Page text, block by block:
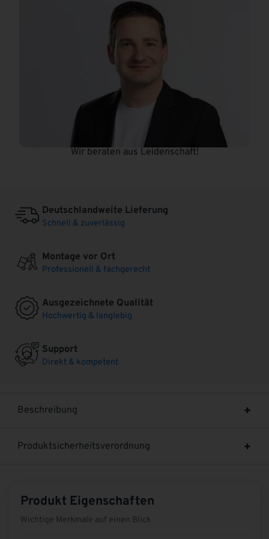
Wir beraten aus Leidenschaft!
Deutschlandweite Lieferung
Schnell & zuverlässig
Montage vor Ort
Professionell & fachgerecht
Ausgezeichnete Qualität
Hochwertig & langlebig
Support
Direkt & kompetent
Beschreibung
Produktsicherheitsverordnung
Produkt Eigenschaften
Wichtige Merkmale auf einen Blick